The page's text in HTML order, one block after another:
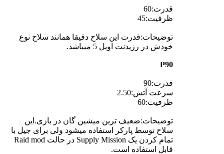
قدرت:60
ظرفیت:45
توضیحات:قدرت این سلاح دقیقا همانند سلاح نوع
خودش در رزیدنت اویل 5 میباشد.
P90
قدرت:90
سرعت آتش:2.50
ظرفیت:60
توضیحات:ضعیف ترین میشین گان در بازی.این
سلاح توسط پارکر استفاده میشود ولی برای جیل با
تمام کردن یک Supply Mission در حالت Raid mod
قابل استفاده است.